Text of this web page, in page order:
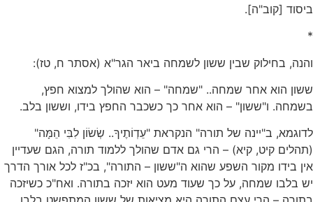
ביסוד [קוב"ה].
*
והנה, בחילוק שבין ששון לשמחה ביאר הגר"א (אסתר ח, טז):
ששון הוא אחר שמחה.. "שמחה" – הוא שהולך למצוא חפץ,
בשמחה. ו"ששון" – הוא אחר כך כשכבר החפץ בידו, וששון בלב.
לדוגמא, ב"יינה של תורה" הנקראת "עֵדְוֹתֶיךָ.. שְׂשׂוֹן לִבִּי הֵמָּה"
(תהלים קיט, קיא) – הרי גם אדם שהולך ללמוד תורה, הגם שעדיין
אין בידו מקור השפע שהוא ה"ששון – התורה", בכ"ז לכל אורך הדרך
יש בלבו שמחה, על כך שעוד מעט הוא יזכה בתורה. ואח"כ כשיזכה